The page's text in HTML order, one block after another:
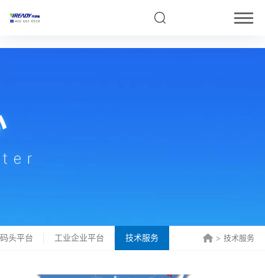
头平台 工业企业平台 技术服务 > 技术服务